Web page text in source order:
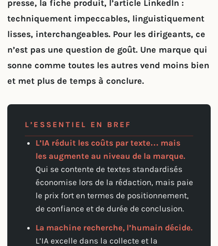
presse, la fiche produit, l’article LinkedIn :
techniquement impeccables, linguistiquement
lisses, interchangeables. Pour les dirigeants, ce
n’est pas une question de goût. Une marque qui
sonne comme toutes les autres vend moins bien
et met plus de temps à conclure.
L’ESSENTIEL EN BREF
L’IA réduit les coûts par texte… mais
les augmente au niveau de la marque.
Qui se contente de textes standardisés
économise lors de la rédaction, mais paie
le prix fort en termes de positionnement,
de confiance et de durée de conclusion.
La machine recherche, l’humain décide.
L’IA excelle dans la collecte et la